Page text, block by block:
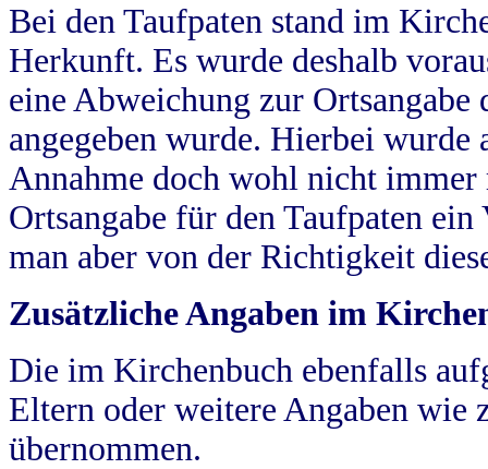
Bei den Taufpaten stand im
Herkunft. Es wurde deshalb
eine Abweichung zur
angegeben wurde. Hierbei wurde
Annahme doch wohl nicht
Ortsangabe für den Taufpaten
man aber von der Richtigkeit
Zusätzliche Angaben im
Die im Kirchenbuch ebenfalls
Eltern oder weitere Angaben wie
übernommen.